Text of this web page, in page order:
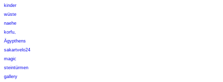
kinder
wüste
naehe
korfu,
Ägypthens
sakartvelo24
magic
steintürmen
gallery